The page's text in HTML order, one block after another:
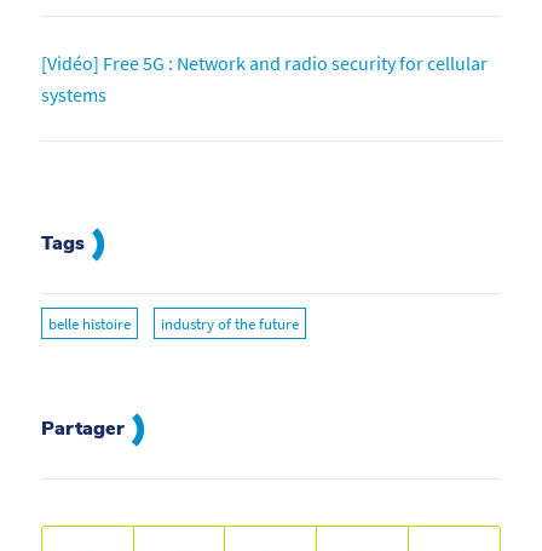
[Vidéo] Free 5G : Network and radio security for cellular
systems
Tags
belle histoire industry of the future
Partager